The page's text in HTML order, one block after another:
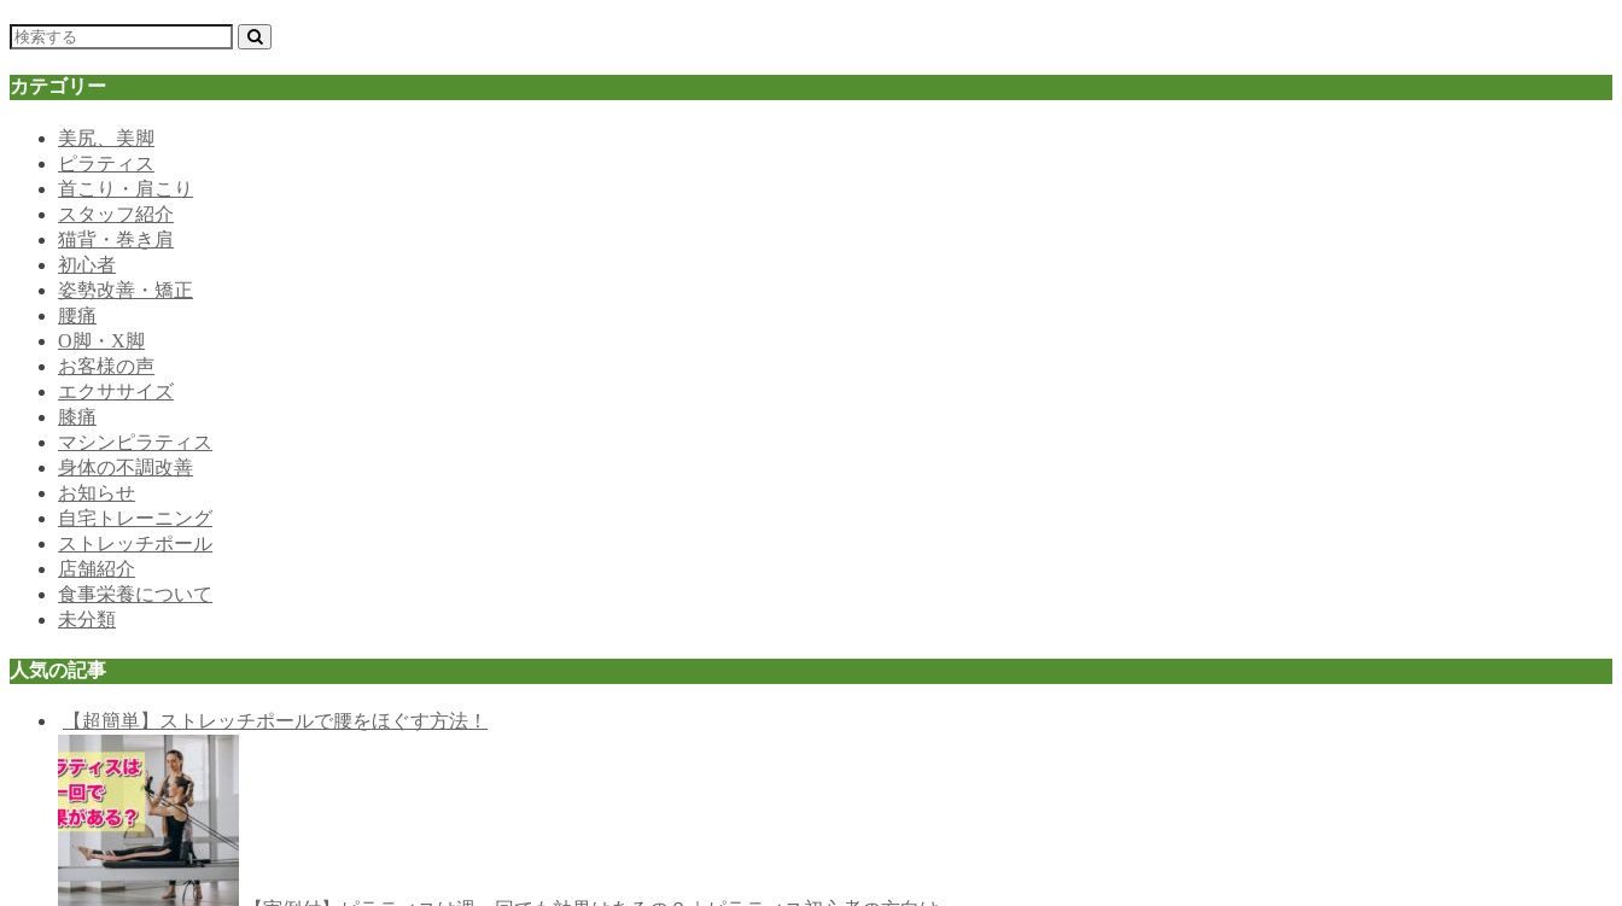
カテゴリー
美尻、美脚
ピラティス
首こり・肩こり
スタッフ紹介
猫背・巻き肩
初心者
姿勢改善・矯正
腰痛
O脚・X脚
お客様の声
エクササイズ
膝痛
マシンピラティス
身体の不調改善
お知らせ
自宅トレーニング
ストレッチポール
店舗紹介
食事栄養について
未分類
人気の記事
【超簡単】ストレッチポールで腰をほぐす方法！